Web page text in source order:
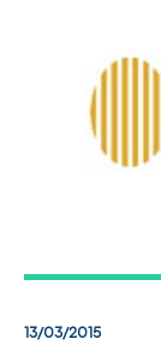
13/03/2015